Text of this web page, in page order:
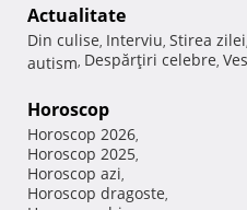
Actualitate
Din culise, Interviu, Stirea zilei,
autism, Despărţiri celebre,
Horoscop
Horoscop 2026,
Horoscop 2025,
Horoscop azi,
Horoscop dragoste,